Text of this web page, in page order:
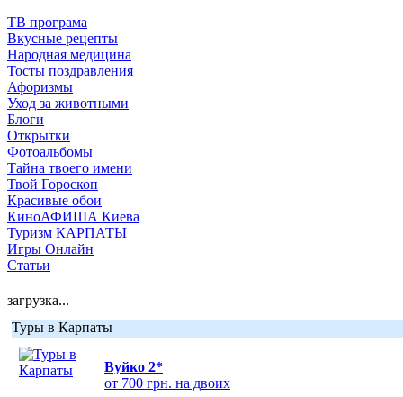
ТВ програма
Вкусные рецепты
Народная медицина
Тосты поздравления
Афоризмы
Уход за животными
Блоги
Открытки
Фотоальбомы
Тайна твоего имени
Твой Гороскоп
Красивые обои
КиноАФИША Киева
Туризм КАРПАТЫ
Игры Онлайн
Статьи
загрузка...
Туры в Карпаты
Вуйко 2*
от 700 грн. на двоих